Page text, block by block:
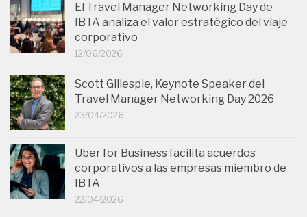
El Travel Manager Networking Day de
IBTA analiza el valor estratégico del viaje
corporativo
12/06/2026
Scott Gillespie, Keynote Speaker del
Travel Manager Networking Day 2026
23/04/2026
Uber for Business facilita acuerdos
corporativos a las empresas miembro de
IBTA
22/04/2026